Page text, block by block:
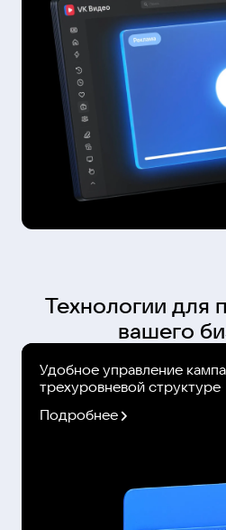
Технологии для
вашего
Удобное управление
трехуровневой структуре
Подробнее